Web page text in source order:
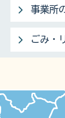
事業所
ごみ・